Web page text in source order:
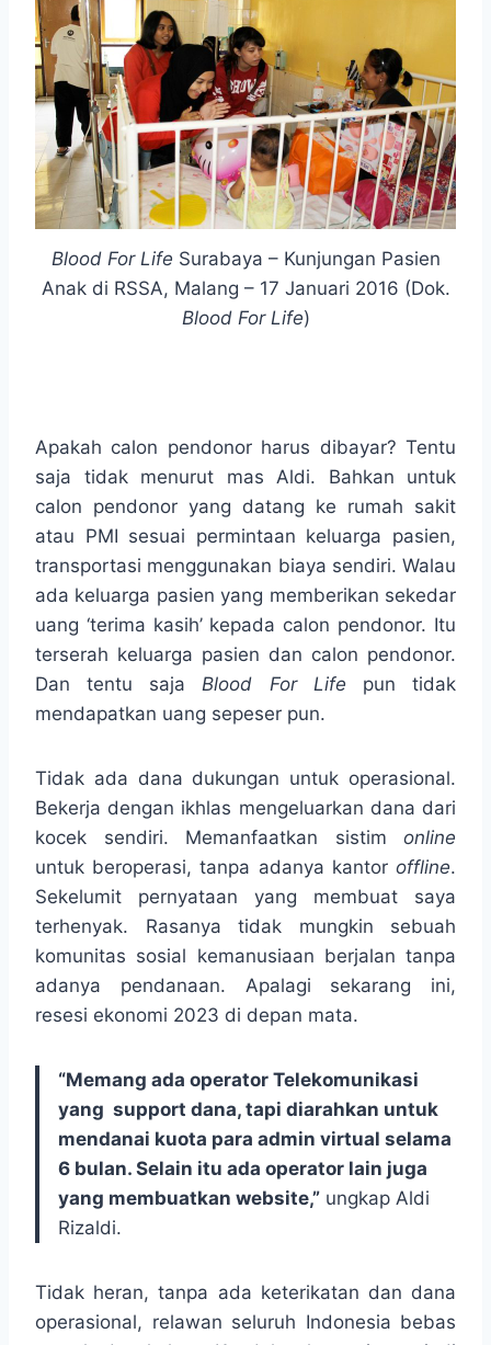
Blood For Life Surabaya – Kunjungan Pasien
Anak di RSSA, Malang – 17 Januari 2016 (Dok.
Blood For Life)
Apakah calon pendonor harus dibayar? Tentu
saja tidak menurut mas Aldi. Bahkan untuk
calon pendonor yang datang ke rumah sakit
atau PMI sesuai permintaan keluarga pasien,
transportasi menggunakan biaya sendiri. Walau
ada keluarga pasien yang memberikan sekedar
uang ‘terima kasih’ kepada calon pendonor. Itu
terserah keluarga pasien dan calon pendonor.
Dan tentu sajaBlood For Life pun tidak
mendapatkan uang sepeser pun.
Tidak ada dana dukungan untuk operasional.
Bekerja dengan ikhlas mengeluarkan dana dari
kocek sendiri. Memanfaatkan sistim online
untuk beroperasi, tanpa adanya kantor offline.
Sekelumit pernyataan yang membuat saya
terhenyak. Rasanya tidak mungkin sebuah
komunitas sosial kemanusiaan berjalan tanpa
adanya pendanaan. Apalagi sekarang ini,
resesi ekonomi 2023 di depan mata.
“Memang ada operator Telekomunikasi
yang support dana, tapi diarahkan untuk
mendanai kuota para admin virtual selama
6 bulan. Selain itu ada operator lain juga
yang membuatkan website,” ungkap Aldi
Rizaldi.
Tidak heran, tanpa ada keterikatan dan dana
operasional, relawan seluruh Indonesia bebas